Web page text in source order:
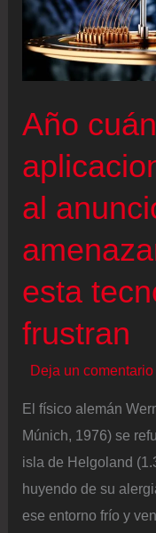
Año
al
esta
frustran
Deja un comentario
El físico alemán
Múnich, 1976) se
isla de Helgoland
huyendo de su
ese entorno frío y